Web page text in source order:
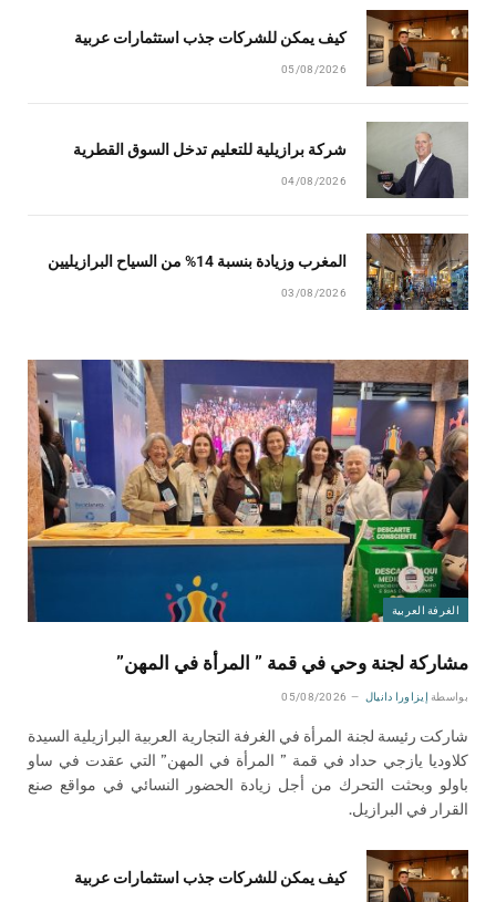
كيف يمكن للشركات جذب استثمارات عربية
05/08/2026
شركة برازيلية للتعليم تدخل السوق القطرية
04/08/2026
المغرب وزيادة بنسبة 14% من السياح البرازيليين
03/08/2026
الغرفة العربية
مشاركة لجنة وحي في قمة ” المرأة في المهن”
بواسطة إيزاورا دانيال 05/08/2026
شاركت رئيسة لجنة المرأة في الغرفة التجارية العربية البرازيلية السيدة
كلاوديا يازجي حداد في قمة ” المرأة في المهن” التي عقدت في ساو
باولو وبحثت التحرك من أجل زيادة الحضور النسائي في مواقع صنع
القرار في البرازيل.
كيف يمكن للشركات جذب استثمارات عربية